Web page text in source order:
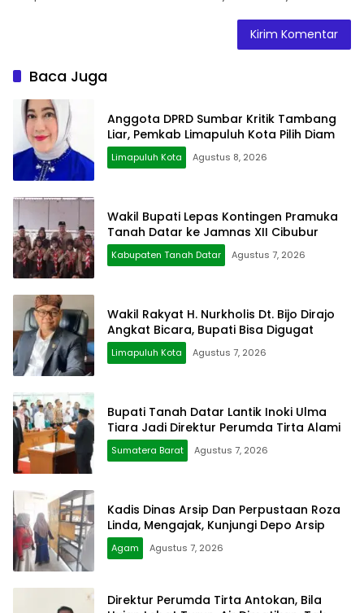
Baca Juga
Anggota DPRD Sumbar Kritik Tambang
Liar, Pemkab Limapuluh Kota Pilih Diam
Limapuluh Kota Agustus 8, 2026
Wakil Bupati Lepas Kontingen Pramuka
Tanah Datar ke Jamnas XII Cibubur
Kabupaten Tanah Datar Agustus 7, 2026
Wakil Rakyat H. Nurkholis Dt. Bijo Dirajo
Angkat Bicara, Bupati Bisa Digugat
Limapuluh Kota Agustus 7, 2026
Bupati Tanah Datar Lantik Inoki Ulma
Tiara Jadi Direktur Perumda Tirta Alami
Sumatera Barat Agustus 7, 2026
Kadis Dinas Arsip Dan Perpustaan Roza
Linda, Mengajak, Kunjungi Depo Arsip
Agam Agustus 7, 2026
Direktur Perumda Tirta Antokan, Bila